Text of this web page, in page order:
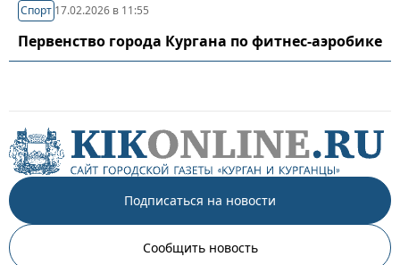
Спорт 17.02.2026 в 11:55
Первенство города Кургана по фитнес-аэробике
Подписаться на новости
Сообщить новость